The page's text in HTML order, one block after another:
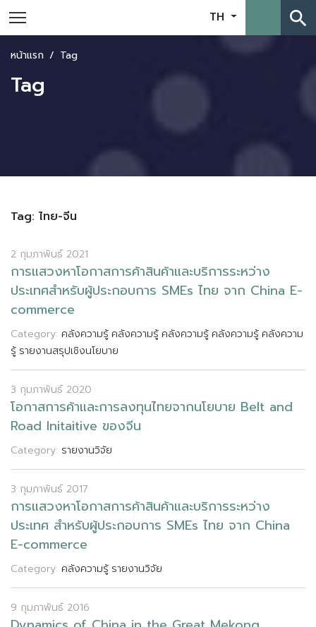
TH search
หน้าแรก Tag
Tag
Tag: ไทย-จีน
2 กุมภาพันธ์ 2021
การแสวงหาโอกาสการคาสนคาและบรการระหวาง
ประเทศสหรบผประกอบการ SMEs ไทย จาก China E-
commerce
Category: คลังความรู้คลังความรู้คลังความรู้คลังความรู้คลังความ
รู้ รายงานสรุปเชิงนโยบาย
3 กุมภาพันธ์ 2020
โอกาสการคาและการลงทนไทยจากนโยบาย Belt and
Road Initaitive ของจน
Category: รายงานวิจัย
3 กุมภาพันธ์ 2017
การแสวงหาโอกาสการคาสนคาและบรการระหวาง
ประเทศ สหรบผประกอบการ SMEs ไทย จาก China
E-commerce
Category: คลังความรู้ รายงานวิจัย
9 กุมภาพันธ์ 2016